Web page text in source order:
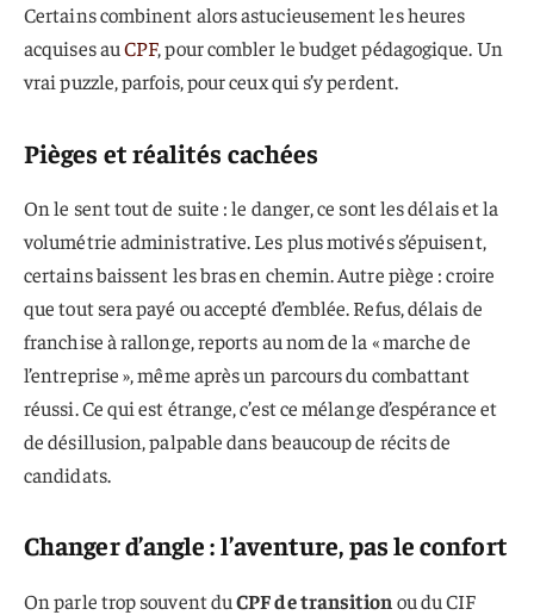
Certains combinent alors astucieusement les heures
acquises auCPF, pour combler le budget pédagogique. Un
vrai puzzle, parfois, pour ceux qui s’y perdent.
Pièges et réalités cachées
On le sent tout de suite : le danger, ce sont les délais et la
volumétrie administrative. Les plus motivés s’épuisent,
certains baissent les bras en chemin. Autre piège : croire
que tout sera payé ou accepté d’emblée. Refus, délais de
franchise à rallonge, reports au nom de la « marche de
l’entreprise », même après un parcours du combattant
réussi. Ce qui est étrange, c’est ce mélange d’espérance et
de désillusion, palpable dans beaucoup de récits de
candidats.
Changer d’angle : l’aventure, pas le confort
On parle trop souvent duCPF de transition ou du CIF